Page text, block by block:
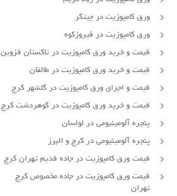
ورق کامپوزیت در چیتگر
ورق کامپوزیت در فیروزکوه
قیمت و خرید ورق کامپوزیت در تاکستان قزوین
قیمت و خرید ورق کامپوزیت در طالقان
قیمت و اجرای ورق کامپوزیت در گلشهر کرج
قیمت و خرید ورق کامپوزیت در گوهردشت کرج
پنجره آلومینیومی در لواسان
پنجره آلومینیومی در کرج و البرز
قیمت ورق کامپوزیت در جاده قدیم تهران کرج
قیمت ورق کامپوزیت در جاده مخصوص کرج
تهران